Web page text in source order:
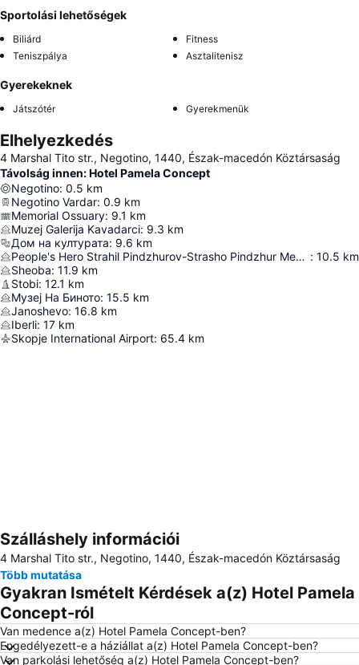
Sportolási lehetőségek
Biliárd
Fitness
Teniszpálya
Asztalitenisz
Gyerekeknek
Játszótér Gyerekmenük
Elhelyezkedés
4 Marshal Tito str., Negotino, 1440, Észak-macedón Köztársaság
Távolság innen: Hotel Pamela Concept
Negotino: 0.5 km
Negotino Vardar: 0.9 km
Memorial Ossuary: 9.1 km
Muzej Galerija Kavadarci: 9.3 km
Дом на културата: 9.6 km
People's Hero Strahil Pindzhurov-Strasho Pindzhur Memorial House : 10.5 km
Sheoba: 11.9 km
Stobi: 12.1 km
Музеј На Биното: 15.5 km
Janoshevo: 16.8 km
Iberli: 17 km
Skopje International Airport: 65.4 km
Nagy méretű térkép
Szálláshely információi
4 Marshal Tito str., Negotino, 1440, Észak-macedón Köztársaság
Több mutatása
Gyakran Ismételt Kérdések a(z) Hotel Pamela
Concept-ról
Van medence a(z) Hotel Pamela Concept-ben?
Engedélyezett-e a háziállat a(z) Hotel Pamela Concept-ben?
Van parkolási lehetőség a(z) Hotel Pamela Concept-ben?